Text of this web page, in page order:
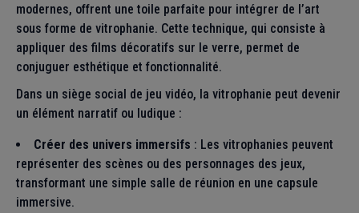
modernes, offrent une toile parfaite pour intégrer de l’art
sous forme de vitrophanie. Cette technique, qui consiste à
appliquer des films décoratifs sur le verre, permet de
conjuguer esthétique et fonctionnalité.
Dans un siège social de jeu vidéo, la vitrophanie peut devenir
un élément narratif ou ludique :
Créer des univers immersifs : Les vitrophanies peuvent
représenter des scènes ou des personnages des jeux,
transformant une simple salle de réunion en une capsule
immersive.